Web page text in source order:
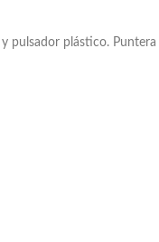
pulsador plástico. Puntera